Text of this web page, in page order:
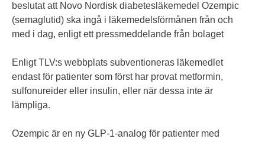
beslutat att Novo Nordisk diabetesläkemedel Ozempic
(semaglutid) ska ingå i läkemedelsförmånen från och
med i dag, enligt ett pressmeddelande från bolaget
Enligt TLV:s webbplats subventioneras läkemedlet
endast för patienter som först har provat metformin,
sulfonureider eller insulin, eller när dessa inte är
lämpliga.
Ozempic är en ny GLP-1-analog för patienter med